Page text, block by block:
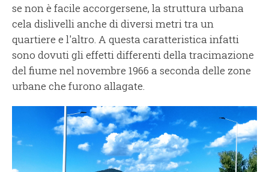
se non è facile accorgersene, la struttura urbana
cela dislivelli anche di diversi metri tra un
quartiere e l'altro. A questa caratteristica infatti
sono dovuti gli effetti differenti della tracimazione
del fiume nel novembre 1966 a seconda delle zone
urbane che furono allagate.